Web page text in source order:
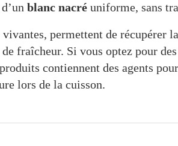
blanc nacré uniforme, sans
permettent de récupérer
fraîcheur. Si vous optez pour
contiennent des agents
lors de la cuisson.